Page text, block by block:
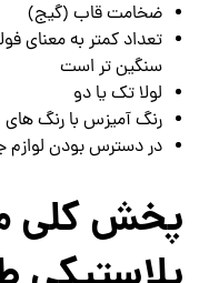
ضخامت قاب (گیج)
تعداد کمتر به معنای
سنگین تر است
لولا تک یا دو
رنگ آمیزس با رنگ های
در دسترس بودن لوازم
پخش کلی